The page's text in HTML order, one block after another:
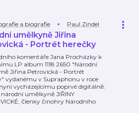
a biografie Paul Zindel
umělkyně Jiřina
- Portrét herečky
komentáře Jana Procházky k
LP album 1118 2650 "Národní
Jiřina Petrovická - Portrét
vydanému v Supraphonu v roce
vycházejícímu poprvé digitálně:
umělkyně JIŘINY
členky činohry Národního